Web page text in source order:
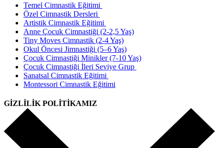
Temel Cimnastik Eğitimi
Özel Cimnastik Dersleri
Artistik Cimnastik Eğitimi
Anne Çocuk Cimnastiği (2-2,5 Yaş)
Tiny Moves Cimnastik (2-4 Yaş)
Okul Öncesi Jimnastiği (5–6 Yaş)
Çocuk Cimnastiği Minikler (7-10 Yaş)
Çocuk Cimnastiği İleri Seviye Grup
Sanatsal Cimnastik Eğitimi
Montessori Cimnastik Eğitimi
GİZLİLİK POLİTİKAMIZ